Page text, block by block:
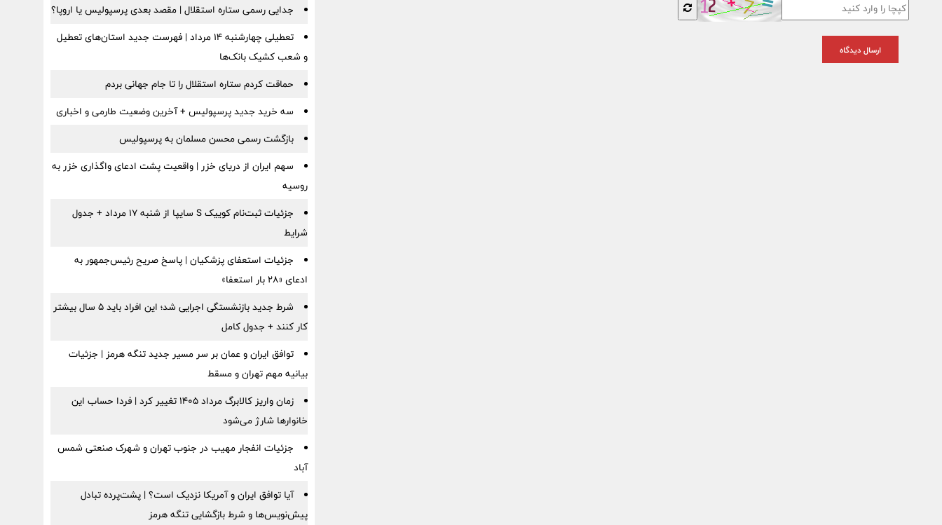
ارسال دیدگاه
جدایی رسمی ستاره استقلال | مقصد بعدی پرسپولیس یا اروپا؟
تعطیلی چهارشنبه ۱۴ مرداد | فهرست جدید استان‌های تعطیل
و شعب کشیک بانک‌ها
حماقت کردم ستاره استقلال را تا جام جهانی بردم
سه خرید جدید پرسپولیس + آخرین وضعیت طارمی و اخباری
بازگشت رسمی محسن مسلمان به پرسپولیس
سهم ایران از دریای خزر | واقعیت پشت ادعای واگذاری خزر به
روسیه
جزئیات ثبت‌نام کوییک S سایپا از شنبه ۱۷ مرداد + جدول
شرایط
جزئیات استعفای پزشکیان | پاسخ صریح رئیس‌جمهور به
ادعای «۲۸ بار استعفا»
شرط جدید بازنشستگی اجرایی شد؛ این افراد باید ۵ سال بیشتر
کار کنند + جدول کامل
توافق ایران و عمان بر سر مسیر جدید تنگه هرمز | جزئیات
بیانیه مهم تهران و مسقط
زمان واریز کالابرگ مرداد ۱۴۰۵ تغییر کرد | فردا حساب این
خانوارها شارژ می‌شود
جزئیات انفجار مهیب در جنوب تهران و شهرک صنعتی شمس
آباد
آیا توافق ایران و آمریکا نزدیک است؟ | پشت‌پرده تبادل
پیش‌نویس‌ها و شرط بازگشایی تنگه هرمز